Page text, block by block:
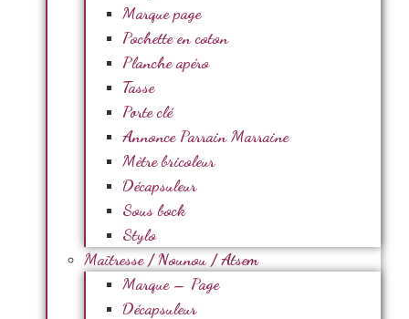
Marque page
Pochette en coton
Planche apéro
Tasse
Porte clé
Annonce Parrain Marraine
Mètre bricoleur
Décapsuleur
Sous bock
Stylo
Maîtresse / Nounou / Atsem
Marque – Page
Décapsuleur